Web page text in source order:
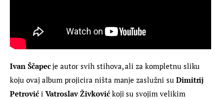
Ivan Ščapec je autor svih stihova, ali za kompletnu sliku
koju ovaj album projicira ništa manje zaslužni su Dimitrij
Petrović i Vatroslav Živković koji su svojim velikim